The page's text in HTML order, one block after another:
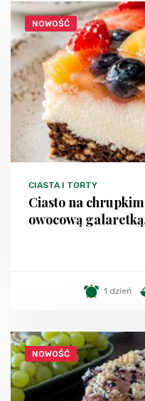
NOWOŚĆ
CIASTA I TORTY
Ciasto na
owocową
1 dzień
NOWOŚĆ